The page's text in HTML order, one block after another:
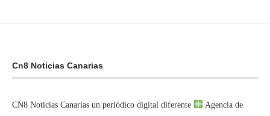
Cn8 Noticias Canarias
CN8 Noticias Canarias un periódico digital diferente
Agencia de